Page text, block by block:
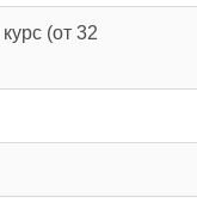
(от 32